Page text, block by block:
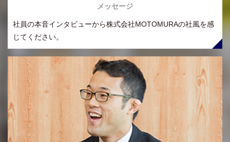
メッセージ
社員の本音インタビューから株式会社MOTOMURAの社風を感
じてください。